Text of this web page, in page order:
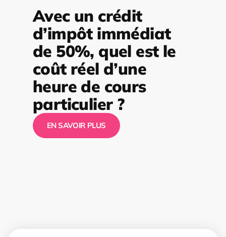
Avec un crédit
d’impôt immédiat
de 50%, quel est le
coût réel d’une
heure de cours
particulier ?
EN SAVOIR PLUS